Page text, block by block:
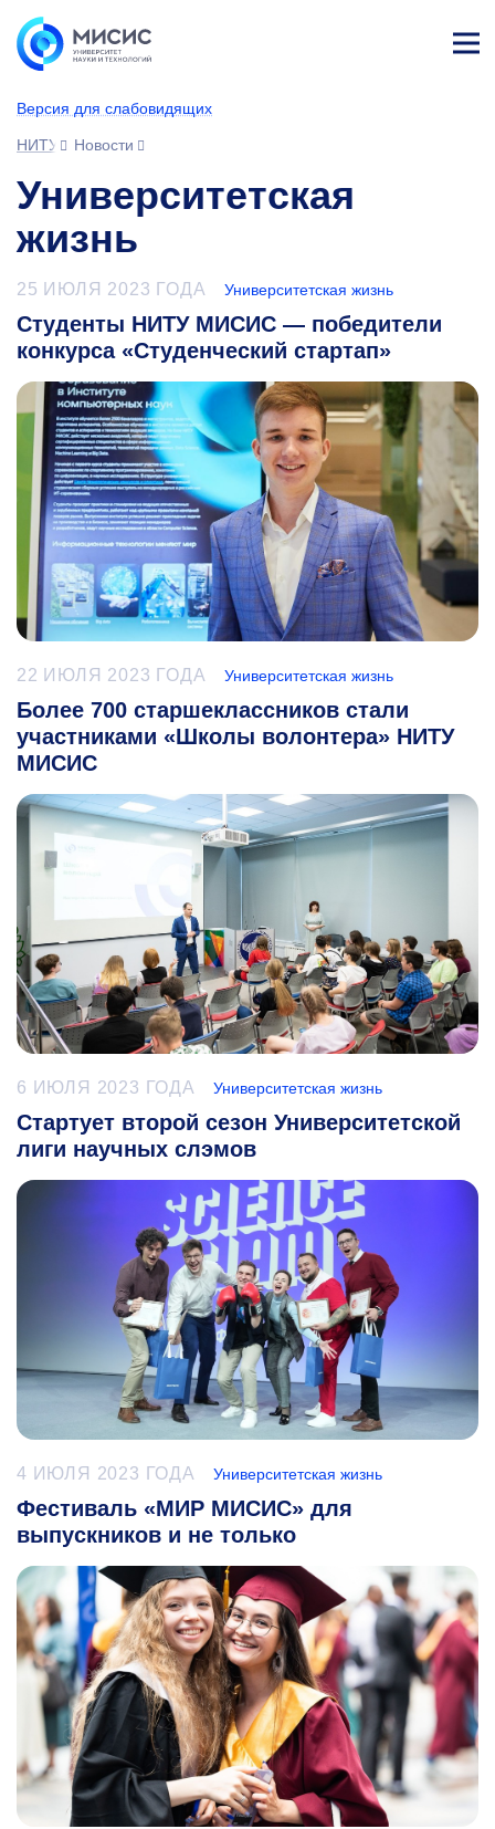
Версия для слабовидящих
НИТУ МИСИС
Новости
Университетская
жизнь
25 ИЮЛЯ 2023 ГОДА Университетская жизнь
Студенты НИТУ МИСИС — победители
конкурса «Студенческий стартап»
22 ИЮЛЯ 2023 ГОДА Университетская жизнь
Более 700 старшеклассников стали
участниками «Школы волонтера» НИТУ
МИСИС
6 ИЮЛЯ 2023 ГОДА Университетская жизнь
Стартует второй сезон Университетской
лиги научных слэмов
4 ИЮЛЯ 2023 ГОДА Университетская жизнь
Фестиваль «МИР МИСИС» для
выпускников и не только